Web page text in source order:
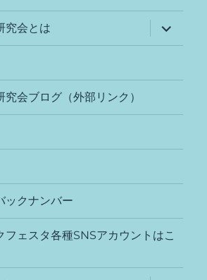
究会とは
サ
ブ
メ
ー
開
会ブログ（外部リンク）
ックナンバー
フェスタ各種SNSアカウントはこ